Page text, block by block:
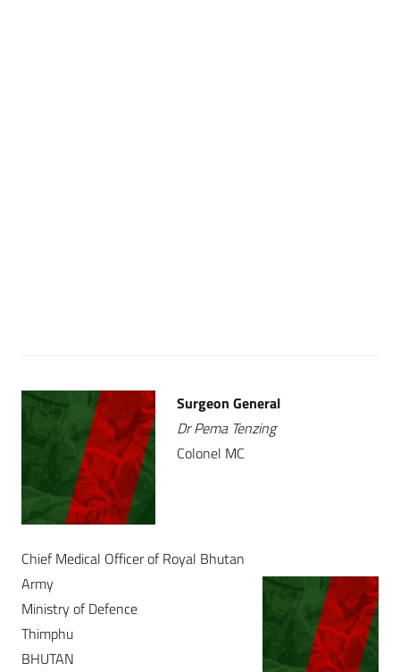
Surgeon General
Dr Pema Tenzing
Colonel MC
Chief Medical Officer of Royal Bhutan
Army
Ministry of Defence
Thimphu
BHUTAN